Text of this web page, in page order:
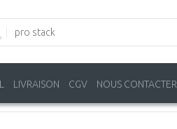
LIVRAISON CGV NOUS CONTACTER